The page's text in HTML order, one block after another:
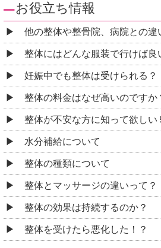
お役立ち情報
他の整体や整骨院、病院との違
整体にはどんな服装で行けば良
妊娠中でも整体は受けられる？
整体の料金はなぜ高いのですか
整体が不安な方に知って欲しい
水分補給について
整体の種類について
整体とマッサージの違いって？
整体の効果は持続するのか？
整体を受けたら悪化した！？